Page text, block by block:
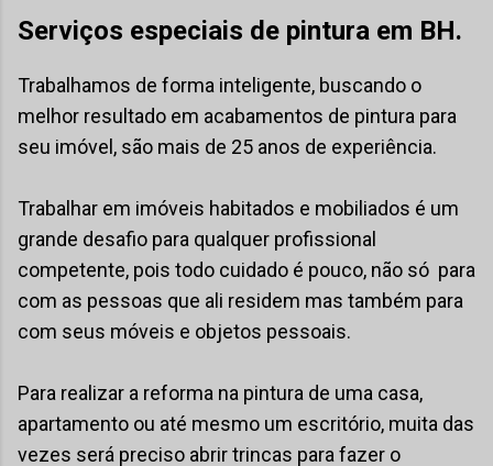
Serviços especiais de pintura em BH.
Trabalhamos de forma inteligente, buscando o
melhor resultado em acabamentos de pintura para
seu imóvel, são mais de 25 anos de experiência.
Trabalhar em imóveis habitados e mobiliados é um
grande desafio para qualquer profissional
competente, pois todo cuidado é pouco, não só para
com as pessoas que ali residem mas também para
com seus móveis e objetos pessoais.
Para realizar a reforma na pintura de uma casa,
apartamento ou até mesmo um escritório, muita das
vezes será preciso abrir trincas para fazer o